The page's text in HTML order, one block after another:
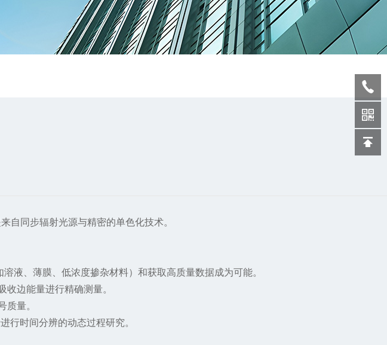
同步辐射光源与精密的单色化技术。
、薄膜、低浓度掺杂材料）和获取高质量数据成为可能。
边能量进行精确测量。
量。
时间分辨的动态过程研究。